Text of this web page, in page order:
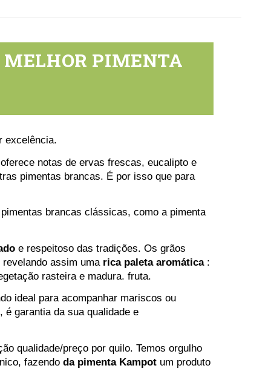
PIMENTA
excelência.
notas de ervas frescas, eucalipto e
pimentas brancas. É por isso que para
brancas clássicas, como a pimenta
e respeitoso das tradições. Os grãos
assim uma rica paleta aromática:
rasteira e madura. fruta.
ideal para acompanhar mariscos ou
é garantia da sua qualidade e
qualidade/preço por quilo. Temos orgulho
fazendo da pimenta Kampotum produto